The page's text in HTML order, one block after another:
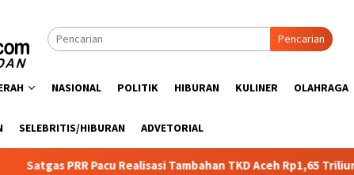
Pencarian
NASIONAL POLITIK HIBURAN KULINER OLAHRAGA
SELEBRITIS/HIBURAN ADVETORIAL
Pacu Realisasi Tambahan TKD Aceh Rp1,65 Triliun, Pastikan